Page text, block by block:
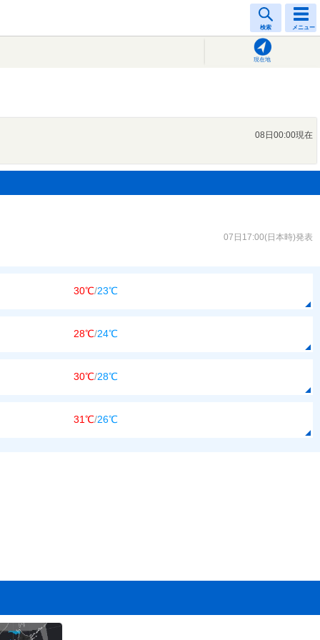
検索 メニュー
現在地
08日00:00現在
07日17:00(日本時)発表
30℃/23℃
28℃/24℃
30℃/28℃
31℃/26℃